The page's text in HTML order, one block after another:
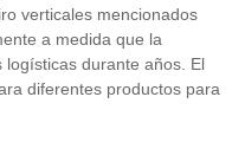
verticales mencionados
a medida que la
durante años. El
diferentes productos para